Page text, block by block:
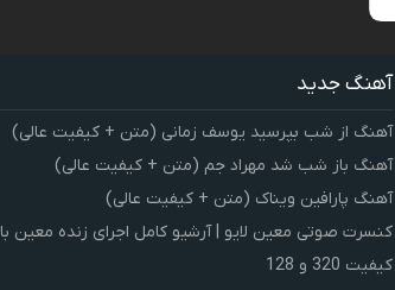
آهنگ جدید
آهنگ از شب بپرسید یوسف زمانی (متن + کیفیت عالی)
آهنگ باز شب شد مهراد جم (متن + کیفیت عالی)
آهنگ پارافین ویناک (متن + کیفیت عالی)
کنسرت صوتی معین لایو | آرشیو کامل اجرای زنده معین با
کیفیت 320 و 128